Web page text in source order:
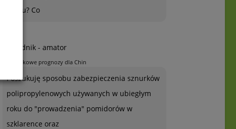
kranu? Co
Ogrodnik - amator
Jabłkowe prognozy dla Chin
Poszukuję sposobu zabezpieczenia sznurków
polipropylenowych używanych w ubiegłym
roku do "prowadzenia" pomidorów w
szklarence oraz